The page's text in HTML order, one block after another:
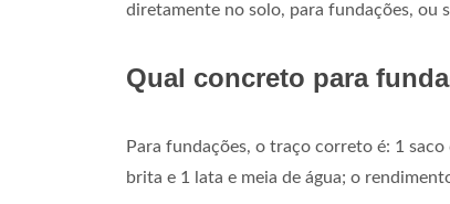
diretamente no solo, para fundações, ou
Qual concreto para
Para fundações, o traço correto é: 1
brita e 1 lata e meia de água; o